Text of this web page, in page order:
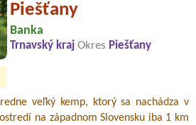
Piešťany
Banka
Trnavský kraj Okres Piešťany
veľký kemp, ktorý sa nachádza v
na západnom Slovensku iba 1 km